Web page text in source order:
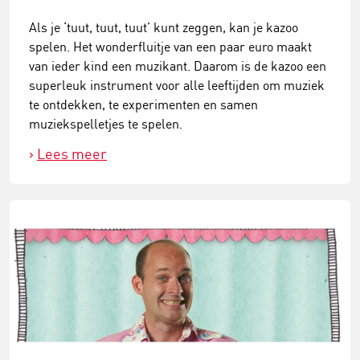
Als je ‘tuut, tuut, tuut’ kunt zeggen, kan je kazoo
spelen. Het wonderfluitje van een paar euro maakt
van ieder kind een muzikant. Daarom is de kazoo een
superleuk instrument voor alle leeftijden om muziek
te ontdekken, te experimenten en samen
muziekspelletjes te spelen.
Lees meer